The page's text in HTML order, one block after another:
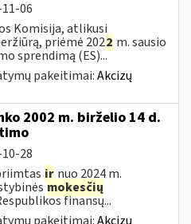
06
Komisija, atlikusi
priėmė 2022 m. sausio
sprendimą (ES)...
pakeitimai:Akcizų
2002 m. birželio 14 d.
28
ir nuo 2024 m.
mokesčių
finansų...
pakeitimai:Akcizų